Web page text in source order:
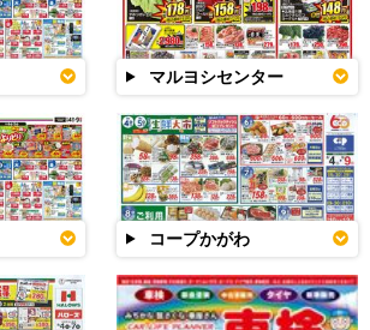
マルヨシセンター
コープかがわ